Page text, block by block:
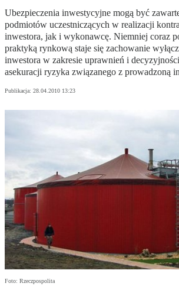
Ubezpieczenia inwestycyjne mogą być
podmiotów uczestniczących w realizacji
inwestora, jak i wykonawcę. Niemniej coraz
praktyką rynkową staje się zachowanie
inwestora w zakresie uprawnień i
asekuracji ryzyka związanego z prowadzoną
Publikacja: 28.04.2010 13:23
Foto: Rzeczpospolita